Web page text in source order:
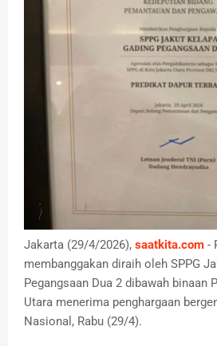
Jakarta (29/4/2026), saatkita.com -
membanggakan diraih oleh SPPG
Pegangsaan Dua 2 dibawah binaan
Utara menerima penghargaan
Nasional, Rabu (29/4).